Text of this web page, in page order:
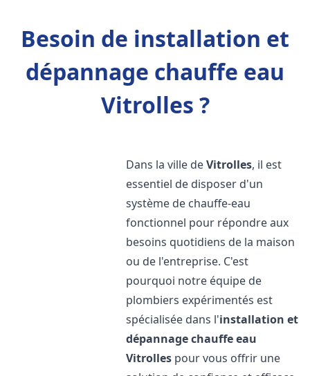
Besoin de installation et
dépannage chauffe eau
Vitrolles ?
Dans la ville deVitrolles, il est
essentiel de disposer d'un
système de chauffe-eau
fonctionnel pour répondre aux
besoins quotidiens de la maison
ou de l'entreprise. C'est
pourquoi notre équipe de
plombiers expérimentés est
spécialisée dans l'installation et
dépannage chauffe eau
Vitrolles pour vous offrir une